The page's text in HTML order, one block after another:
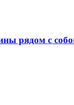
рядом с